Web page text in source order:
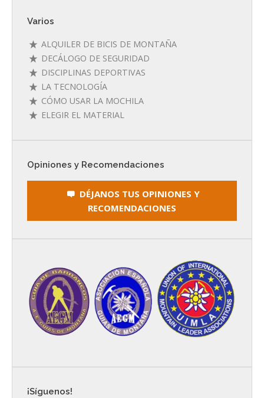
Varios
ALQUILER DE BICIS DE MONTAÑA
DECÁLOGO DE SEGURIDAD
DISCIPLINAS DEPORTIVAS
LA TECNOLOGÍA
CÓMO USAR LA MOCHILA
ELEGIR EL MATERIAL
Opiniones y Recomendaciones
DÉJANOS TUS OPINIONES Y
RECOMENDACIONES
¡Síguenos!